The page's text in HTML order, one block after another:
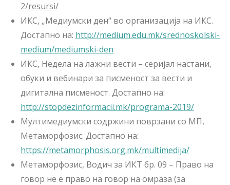
2/resursi/
ИКС, „Медиумски ден“ во организација на ИКС.
Достапно на: http://medium.edu.mk/srednoskolski-
medium/mediumski-den
ИКС, Недела на лажни вести – серијал настани,
обуки и вебинари за писменост за вести и
дигитална писменост. Достапно на:
http://stopdezinformacii.mk/programa-2019/
Мултимедиумски содржини поврзани со МП,
Метаморфозис. Достапно на:
https://metamorphosis.org.mk/multimedija/
Метаморфозис, Водич за ИКТ бр. 09 – Право на
говор не е право на говор на омраза (за